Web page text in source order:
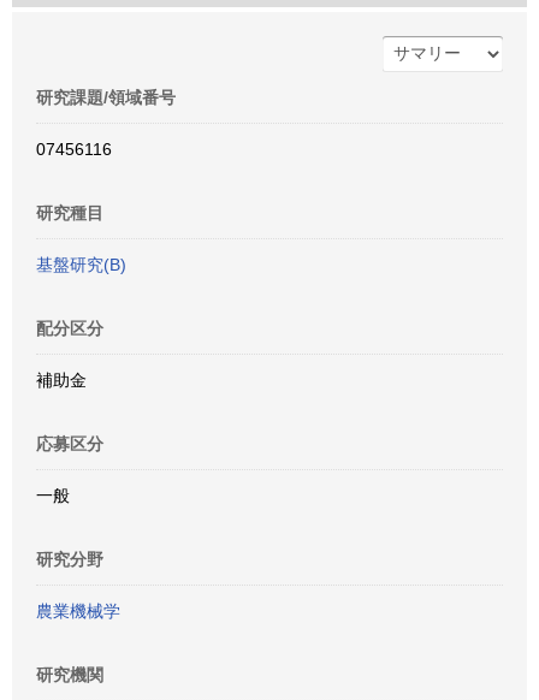
研究課題/領域番号
07456116
研究種目
基盤研究(B)
配分区分
補助金
応募区分
一般
研究分野
農業機械学
研究機関